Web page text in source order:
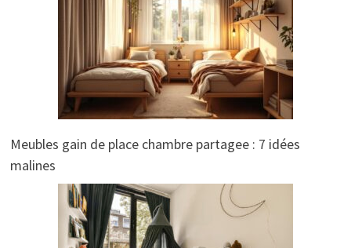
Meubles gain de place chambre partagee : 7 idées
malines